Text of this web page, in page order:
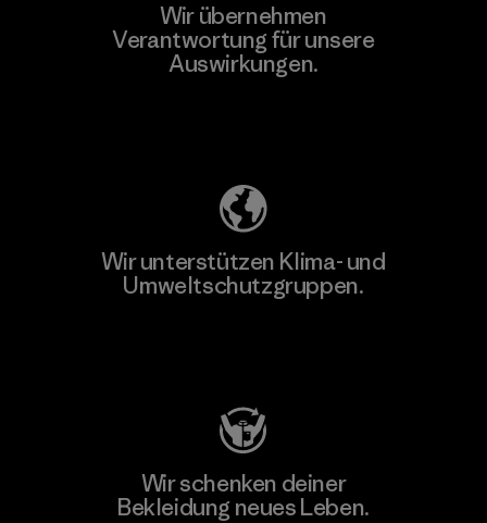
Mehr dazuWir übernehmen
Verantwortung für unsere
Auswirkungen.
Wir unterstützen Klima- und
Umweltschutzgruppen.
Wir schenken deiner
Bekleidung neues Leben.